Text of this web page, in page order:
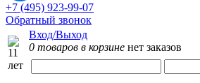
+7 (495) 923-99-07
Обратный звонок
Вход/Выход
0 товаров в корзине нет заказов